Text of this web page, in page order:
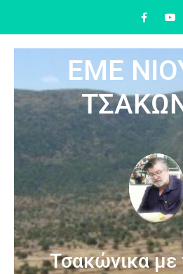
ΕΜΕ
Τσακώνικα με